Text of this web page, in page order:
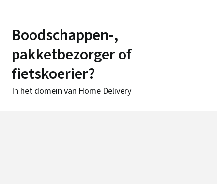
Boodschappen-,
pakketbezorger of
fietskoerier?
In het domein van Home Delivery